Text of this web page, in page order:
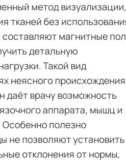
метод визуализации,
тканей без
составляют магнитные
детальную
Такой вид
неясного
даёт врачу возможность
аппарата, мышц и
Особенно полезно
не позволяют установить
отклонения от нормы,